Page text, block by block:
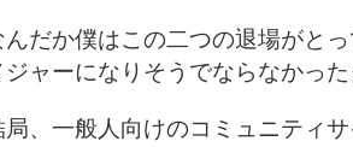
んだか僕はこの二つの退場がとっ
ジャーになりそうでならなかっ
局、一般人向けのコミュニティサ